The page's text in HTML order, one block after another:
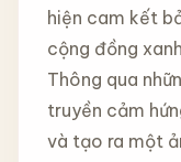
hiện cam kết
cộng đồng
Thông qua
truyền cảm
và tạo ra một